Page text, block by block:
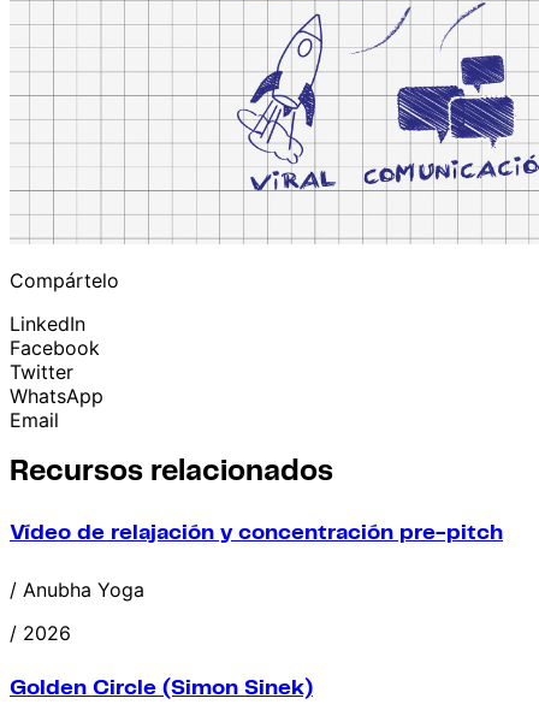
Compártelo
LinkedIn
Facebook
Twitter
WhatsApp
Email
Recursos relacionados
Vídeo de relajación y concentración pre-pitch
/ Anubha Yoga
/ 2026
Golden Circle (Simon Sinek)